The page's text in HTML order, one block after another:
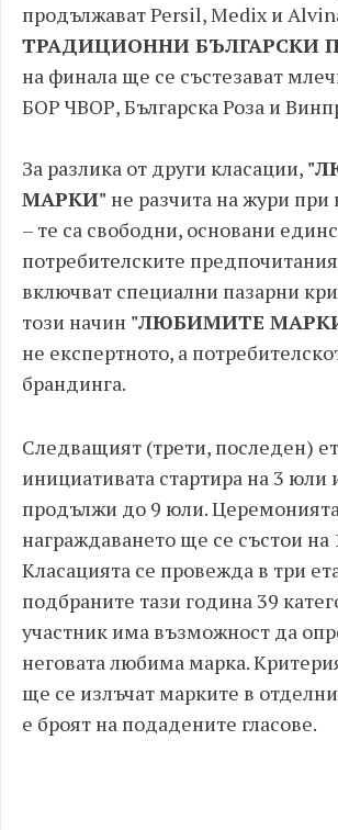
продължават Persil, Medix и
ТРАДИЦИОННИ БЪЛГАРСКИ
на финала ще се състезават
БОР ЧВОР, Българска Роза и
За разлика от други класации,
МАРКИ" не разчита на жури
– те са свободни, основани
потребителските
включват специални пазарни
този начин "ЛЮБИМИТЕ
не експертното, а
брандинга.
Следващият (трети, последен)
инициативата стартира на 3 юли
продължи до 9 юли.
награждаването ще се състои на
Класацията се провежда в три
подбраните тази година 39
участник има възможност да
неговата любима марка.
ще се излъчат марките в
е броят на подадените гласове.